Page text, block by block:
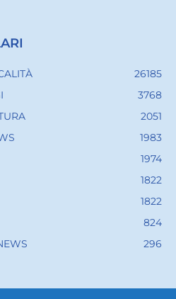
26185
3768
2051
1983
1974
1822
1822
824
296